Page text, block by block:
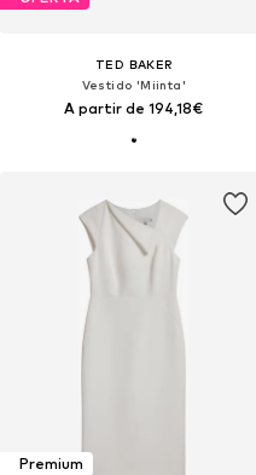
TED BAKER
Vestido 'Miinta'
A partir de 194,18€
Premium